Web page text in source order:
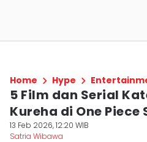
Home Hype
5 Film dan Serial
Kureha di One Piece
13 Feb 2026, 12:20 WIB
Satria Wibawa